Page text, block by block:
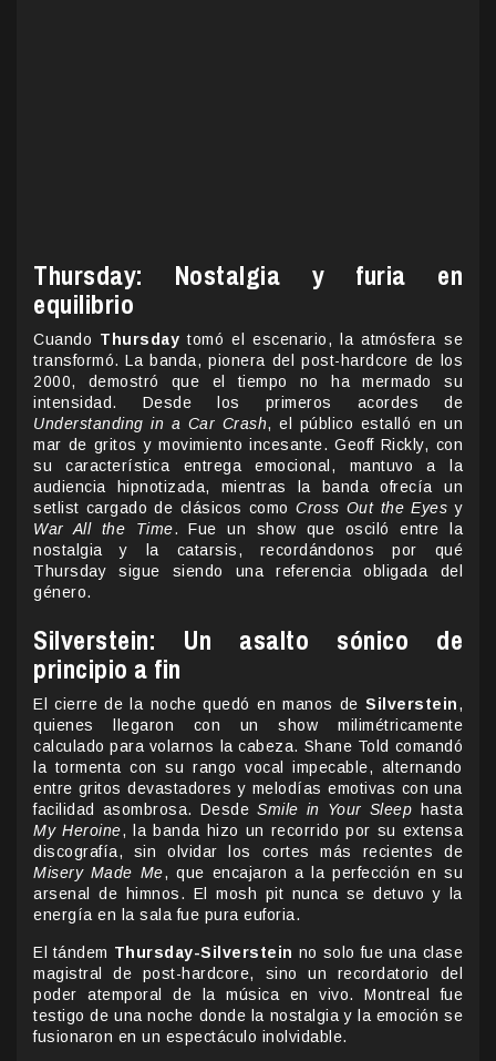
Thursday: Nostalgia y furia en
equilibrio
Cuando Thursday tomó el escenario, la atmósfera se
transformó. La banda, pionera del post-hardcore de los
2000, demostró que el tiempo no ha mermado su
intensidad. Desde los primeros acordes de
Understanding in a Car Crash, el público estalló en un
mar de gritos y movimiento incesante. Geoff Rickly, con
su característica entrega emocional, mantuvo a la
audiencia hipnotizada, mientras la banda ofrecía un
setlist cargado de clásicos comoCross Out the Eyes y
War All the Time. Fue un show que osciló entre la
nostalgia y la catarsis, recordándonos por qué
Thursday sigue siendo una referencia obligada del
género.
Silverstein: Un asalto sónico de
principio a fin
El cierre de la noche quedó en manos de Silverstein,
quienes llegaron con un show milimétricamente
calculado para volarnos la cabeza. Shane Told comandó
la tormenta con su rango vocal impecable, alternando
entre gritos devastadores y melodías emotivas con una
facilidad asombrosa. DesdeSmile in Your Sleep hasta
My Heroine, la banda hizo un recorrido por su extensa
discografía, sin olvidar los cortes más recientes de
Misery Made Me, que encajaron a la perfección en su
arsenal de himnos. El mosh pit nunca se detuvo y la
energía en la sala fue pura euforia.
El tándem Thursday-Silverstein no solo fue una clase
magistral de post-hardcore, sino un recordatorio del
poder atemporal de la música en vivo. Montreal fue
testigo de una noche donde la nostalgia y la emoción se
fusionaron en un espectáculo inolvidable.